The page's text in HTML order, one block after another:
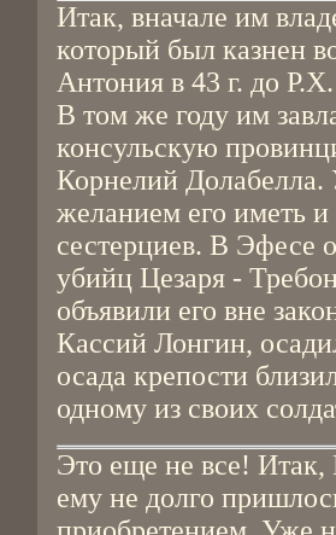
Итак, вначале им
который был казнен
Антония в 43 г. до Р.Х.
В том же году им
консульскую
Корнелий Долабелла.
желанием его иметь и
сестерциев. В Эфесе
убийц Цезаря -
объявили его вне
Кассий Лонгин,
осада крепости
одному из своих
Это еще не все! Итак,
ему не долго